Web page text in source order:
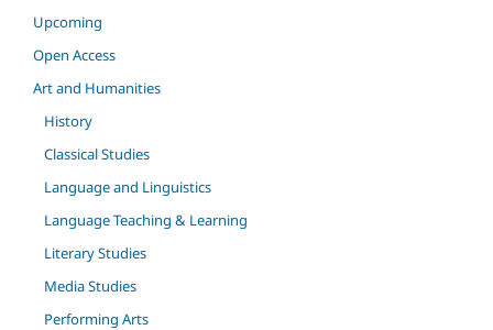
Upcoming
Open Access
Art and Humanities
History
Classical Studies
Language and Linguistics
Language Teaching & Learning
Literary Studies
Media Studies
Performing Arts